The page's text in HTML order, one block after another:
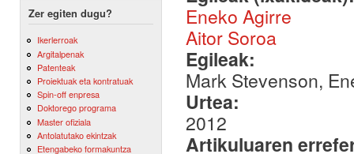
Zer egiten dugu?
Ikerlerroak
Argitalpenak
Patenteak
Proiektuak eta kontratuak
Spin-off enpresa
Doktorego programa
Master ofiziala
Antolatutako ekintzak
Etengabeko formakuntza
Eneko Agirre
Aitor Soroa
Egileak:
Mark Stevenson,
Urtea:
2012
Artikuluaren